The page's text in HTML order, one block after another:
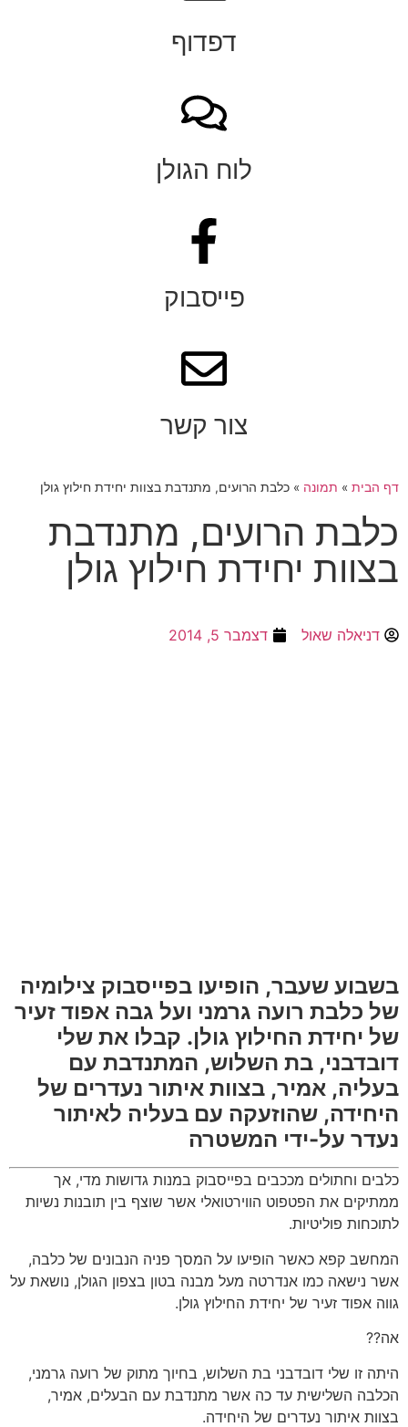
דפדוף
לוח הגולן
פייסבוק
צור קשר
דף הבית » תמונה » כלבת הרועים, מתנדבת בצוות יחידת חילוץ גולן
כלבת הרועים, מתנדבת
בצוות יחידת חילוץ גולן
דניאלה שאול דצמבר 5, 2014
בשבוע שעבר, הופיעו בפייסבוק צילומיה
של כלבת רועה גרמני ועל גבה אפוד זעיר
של יחידת החילוץ גולן. קבלו את שלי
דובדבני, בת השלוש, המתנדבת עם
בעליה, אמיר, בצוות איתור נעדרים של
היחידה, שהוזעקה עם בעליה לאיתור
נעדר על-ידי המשטרה
כלבים וחתולים מככבים בפייסבוק במנות גדושות מדי, אך
ממתיקים את הפטפוט הווירטואלי אשר שוצף בין תובנות נשיות
לתוכחות פוליטיות.
המחשב קפא כאשר הופיעו על המסך פניה הנבונים של כלבה,
אשר נישאה כמו אנדרטה מעל מבנה בטון בצפון הגולן, נושאת על
גווה אפוד זעיר של יחידת החילוץ גולן.
אה??
היתה זו שלי דובדבני בת השלוש, בחיוך מתוק של רועה גרמני,
הכלבה השלישית עד כה אשר מתנדבת עם הבעלים, אמיר,
בצוות איתור נעדרים של היחידה.